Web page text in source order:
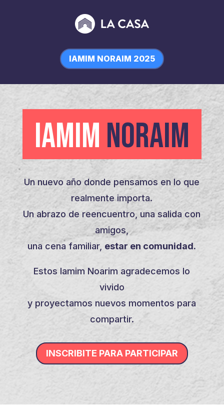
IAMIM NORAIM 2025
IAMIM NORAIM
Un nuevo año donde pensamos en lo que
realmente importa.
Un abrazo de reencuentro, una salida con
amigos,
una cena familiar, estar en comunidad.
Estos Iamim Noarim agradecemos lo
vivido
y proyectamos nuevos momentos para
compartir.
INSCRIBITE PARA PARTICIPAR